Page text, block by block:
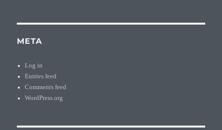
META
Log in
Entries feed
Comments feed
WordPress.org